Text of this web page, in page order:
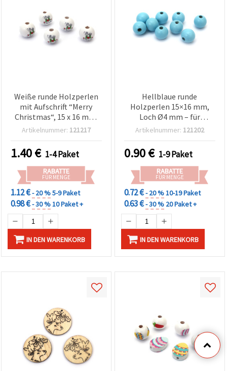
Weiße runde Holzperlen
mit Aufschrift “Merry
Christmas“, 15 x 16 mm,
Loch 4 mm - 10er-Pack
Artikelnummer: 121217
1.40€ 1-4 Paket
RABATTE
FÜR MENGE
1.12 €- 20 %5-9 Paket
0.98 €- 30 %10 Paket +
IN DEN WARENKORB
Hellblaue runde
Holzperlen 15×16 mm,
Loch Ø4 mm – für
Schmuckherstellung,
Makramee & Deko – 20er-
Set
Artikelnummer: 121202
0.90€ 1-9 Paket
RABATTE
FÜR MENGE
0.72 €- 20 %10-19 Paket
0.63 €- 30 % 20 Paket +
IN DEN WARENKORB